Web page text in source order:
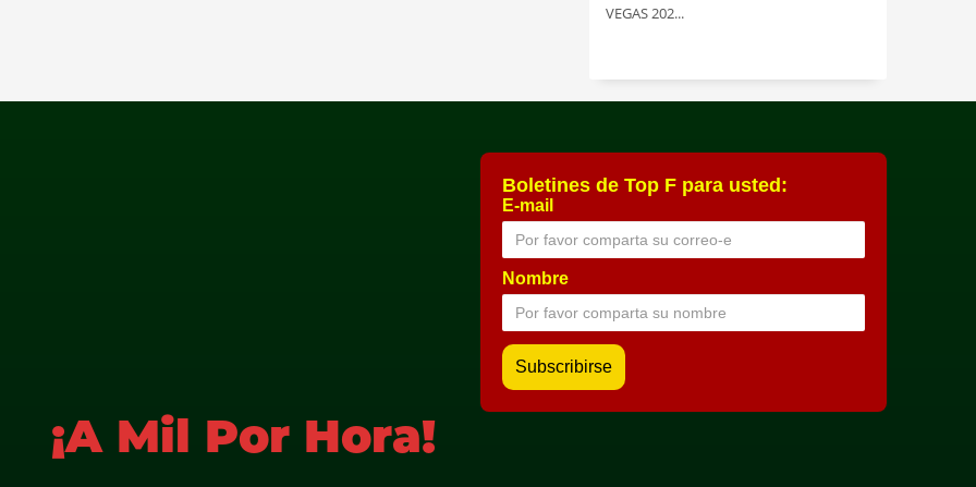
VEGAS 202...
Boletines de Top F para usted:
E-mail
Nombre
¡A Mil Por Hora!